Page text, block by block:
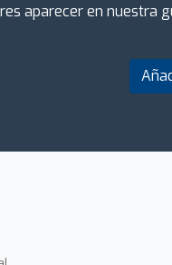
aparecer en